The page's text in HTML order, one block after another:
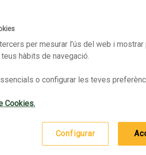
Km0
per mesurar l’ús del web i
hàbits de navegació.
o configurar les teves
Cookies.
Configurar